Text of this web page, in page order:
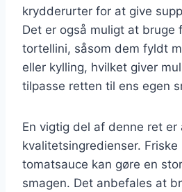
krydderurter for at give
Det er også muligt at bruge
tortellini, såsom dem fyldt
eller kylling, hvilket giver
tilpasse retten til ens egen
En vigtig del af denne ret
kvalitetsingredienser. Friske
tomatsauce kan gøre en
smagen. Det anbefales at